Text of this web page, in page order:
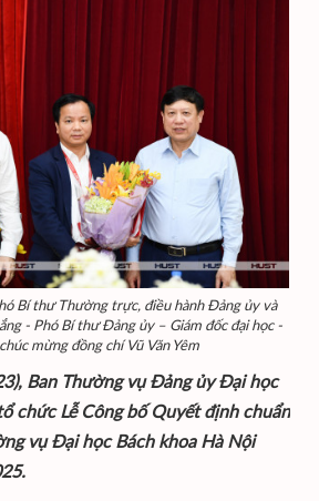
Bí thư Thường trực, điều hành Đảng ủy và
- Phó Bí thư Đảng ủy – Giám đốc đại học -
mừng đồng chí Vũ Văn Yêm
Ban Thường vụ Đảng ủy Đại học
chức Lễ Công bố Quyết định chuẩn
vụ Đại học Bách khoa Hà Nội